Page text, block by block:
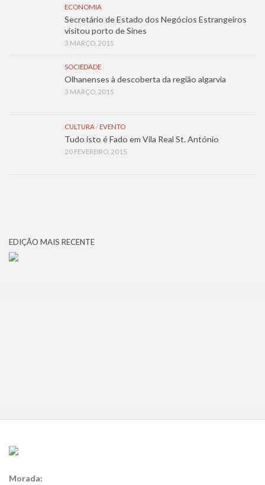
ECONOMIA
Secretário de Estado dos Negócios Estrangeiros
visitou porto de Sines
3 MARÇO, 2015
SOCIEDADE
Olhanenses à descoberta da região algarvia
3 MARÇO, 2015
CULTURA/ EVENTO
Tudo isto é Fado em Vila Real St. António
20 FEVEREIRO, 2015
EDIÇÃO MAIS RECENTE
Morada: